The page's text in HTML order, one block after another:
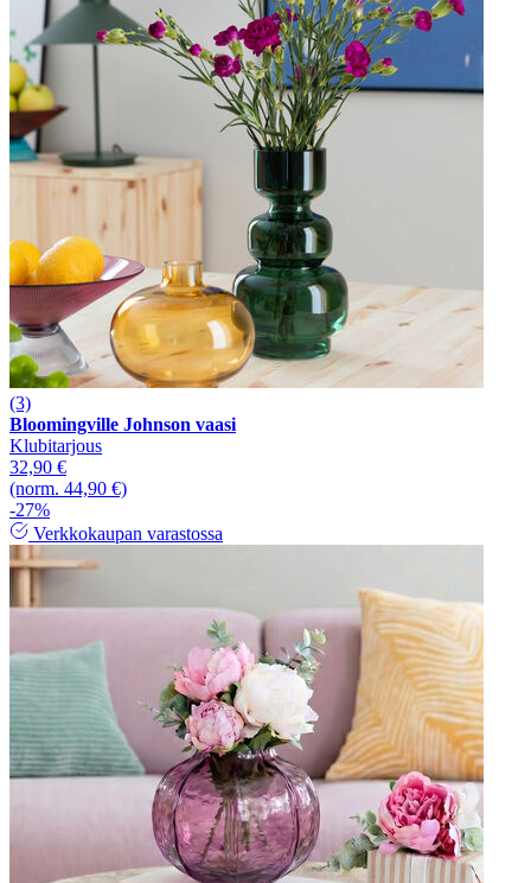
(3)
Bloomingville Johnson vaasi
Klubitarjous
32,90 €
(norm. 44,90 €)
-27%
Verkkokaupan varastossa